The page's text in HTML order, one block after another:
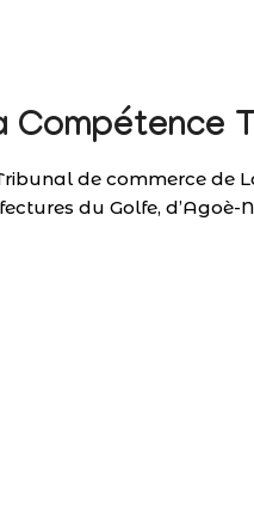
Compétence
de commerce de
du Golfe, d’Agoè-